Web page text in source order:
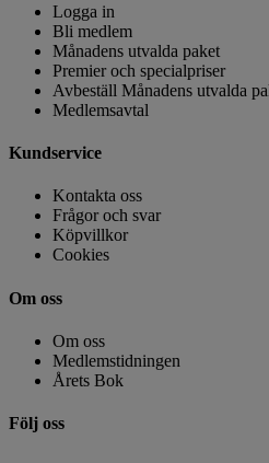
Logga in
Bli medlem
Månadens utvalda paket
Premier och specialpriser
Avbeställ Månadens utvalda
Medlemsavtal
Kundservice
Kontakta oss
Frågor och svar
Köpvillkor
Cookies
Om oss
Om oss
Medlemstidningen
Årets Bok
Följ oss